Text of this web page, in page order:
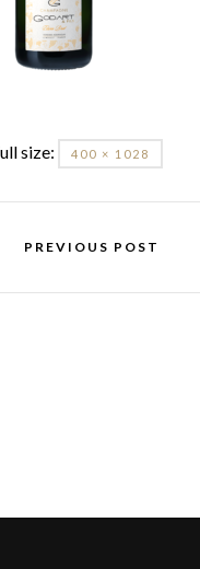
size: 400 × 1028
PREVIOUS POST